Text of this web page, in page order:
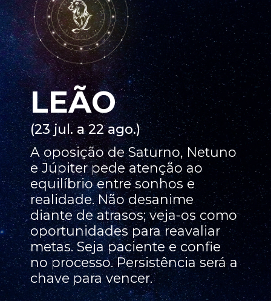
LEÃO
(23 jul. a 22 ago.)
A oposição de Saturno, Netuno
e Júpiter pede atenção ao
equilíbrio entre sonhos e
realidade. Não desanime
diante de atrasos; veja-os como
oportunidades para reavaliar
metas. Seja paciente e confie
no processo. Persistência será a
chave para vencer.